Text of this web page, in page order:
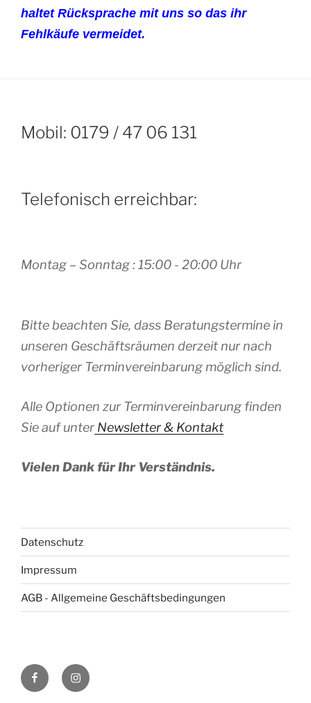
haltet Rücksprache mit uns so das ihr
Fehlkäufe vermeidet.
Mobil: 0179 / 47 06 131
Telefonisch erreichbar:
Montag – Sonntag : 15:00 - 20:00 Uhr
Bitte beachten Sie, dass Beratungstermine in
unseren Geschäftsräumen derzeit nur nach
vorheriger Terminvereinbarung möglich sind.
Alle Optionen zur Terminvereinbarung finden
Sie auf unter Newsletter & Kontakt
Vielen Dank für Ihr Verständnis.
Datenschutz
Impressum
AGB - Allgemeine Geschäftsbedingungen
FacebookInstagram